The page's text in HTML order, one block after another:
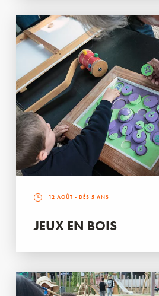
12 AOÛT - DÈS 5 ANS
JEUX EN BOIS